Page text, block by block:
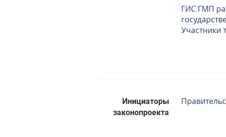
ГИС ГМП
Участники
Инициаторы
законопроекта